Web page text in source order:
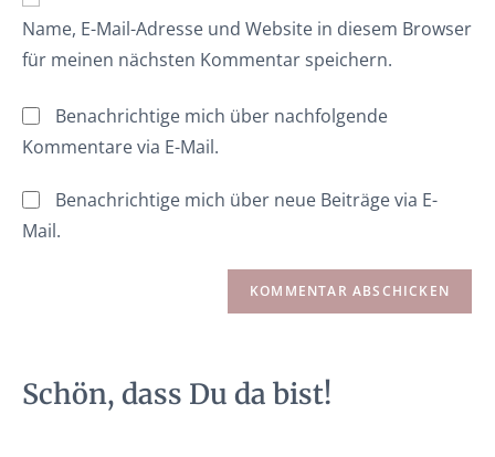
Name, E-Mail-Adresse und Website in diesem Browser
für meinen nächsten Kommentar speichern.
Benachrichtige mich über nachfolgende
Kommentare via E-Mail.
Benachrichtige mich über neue Beiträge via E-
Mail.
Schön, dass Du da bist!